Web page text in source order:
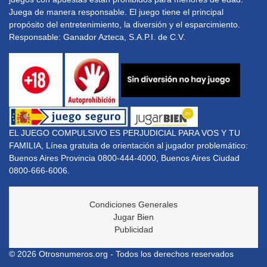
Juega de manera responsable. El juego tiene el principal
propósito del entretenimiento, la diversión y el esparcimiento.
Responsable: Ganador Azteca, S.A.P.I. de C.V.
EL JUEGO COMPULSIVO ES PERJUDICIAL PARA VOS Y TU
FAMILIA, Línea gratuita de orientación al jugador problemático:
Buenos Aires Provincia 0800-444-4000, Buenos Aires Ciudad
0800-666-6006.
Condiciones Generales
Jugar Bien
Publicidad
© 2026 Otrosnumeros.org - Todos los derechos reservados